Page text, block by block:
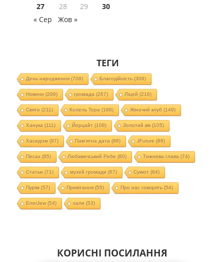
27
28 29
30
« Сер
Жов »
ТЕГИ
День народження(708) Благодійність(308)
Новини (299) громада (267) Ліцей (216)
Свято (211) Колель Тора (188) Жіночий клуб (149)
Ханука (111) Йорцайт (108) Золотий вік(105)
Хасидізм (97) Пам'ятна дата (88) JFuture (88)
Песах(85) Любавичський Ребе (80) Тижнева глава (74)
Статьи (71) музей громади (67) Суккот (64)
Пурім (57) Привітання(55) Про нас говорять(54)
EnerJew(54) хали (53)
КОРИСНІ ПОСИЛАННЯ